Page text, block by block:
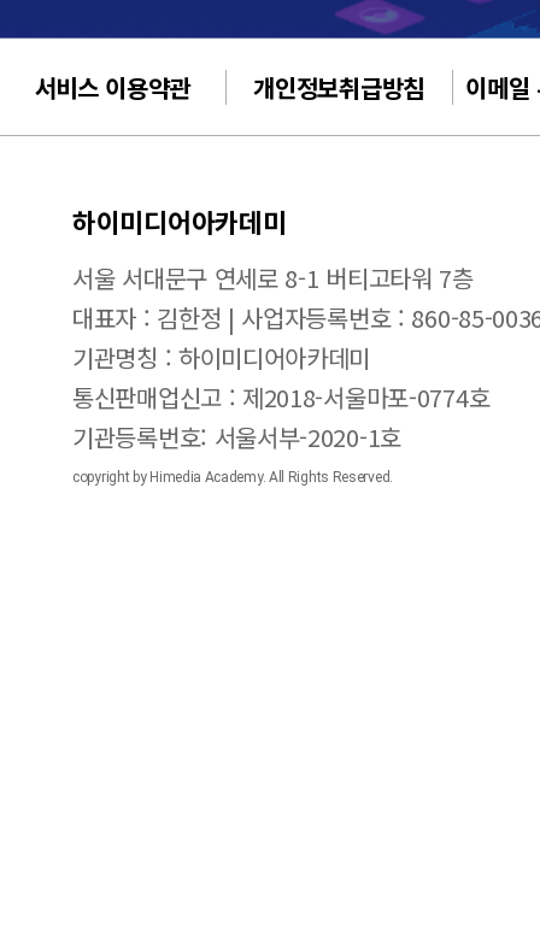
서비스 이용약관 개인정보취급방침 이메일
하이미디어아카데미
서울 서대문구 연세로 8-1 버티고타워 7층
대표자 : 김한정 | 사업자등록번호 : 860-85-
기관명칭 : 하이미디어아카데미
통신판매업신고 : 제2018-서울마포-0774호
기관등록번호: 서울서부-2020-1호
copyright by Himedia Academy. All Rights Reserved.